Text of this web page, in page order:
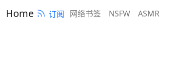
Home 订阅 网络书签 NSFW ASMR